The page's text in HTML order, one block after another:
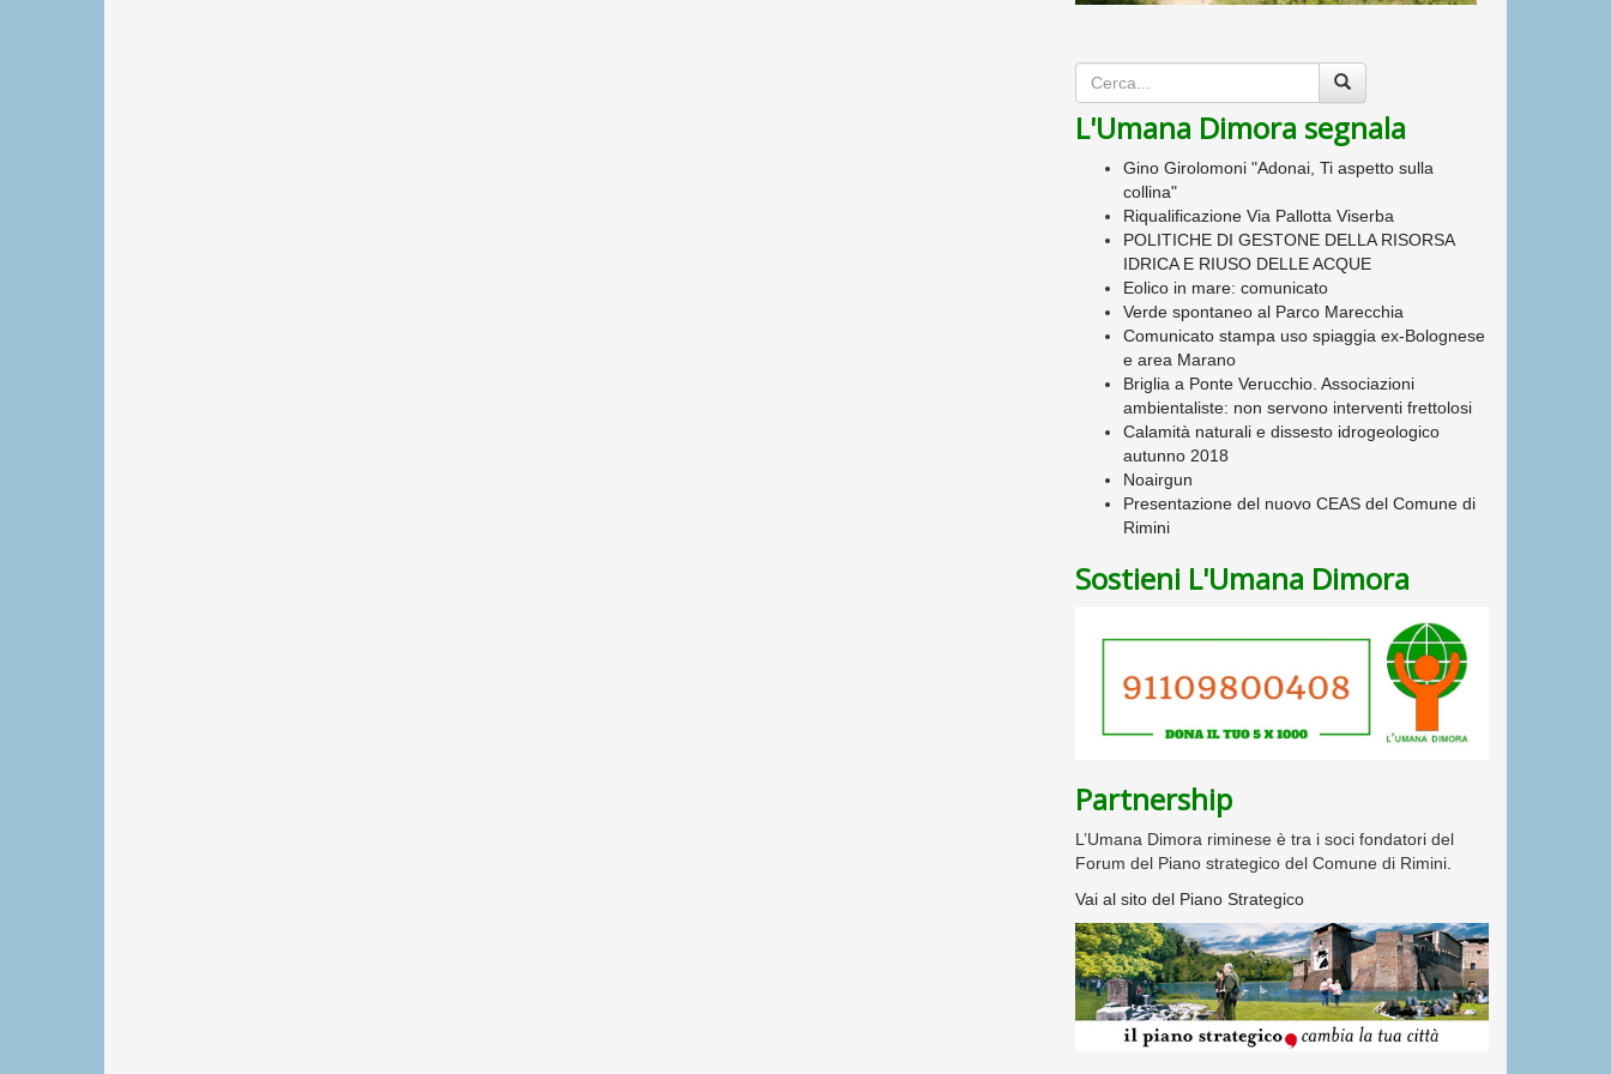
L'Umana Dimora segnala
Gino Girolomoni "Adonai, Ti aspetto sulla
collina"
Riqualificazione Via Pallotta Viserba
POLITICHE DI GESTONE DELLA RISORSA
IDRICA E RIUSO DELLE ACQUE
Eolico in mare: comunicato
Verde spontaneo al Parco Marecchia
Comunicato stampa uso spiaggia ex-Bolognese
e area Marano
Briglia a Ponte Verucchio. Associazioni
ambientaliste: non servono interventi frettolosi
Calamità naturali e dissesto idrogeologico
autunno 2018
Noairgun
Presentazione del nuovo CEAS del Comune di
Rimini
Sostieni L'Umana Dimora
Partnership
L’Umana Dimora riminese è tra i soci fondatori del
Forum del Piano strategico del Comune di Rimini.
Vai al sito del Piano Strategico